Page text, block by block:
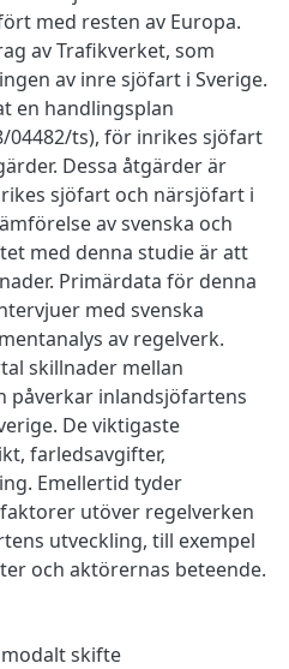
med resten av Europa.
av Trafikverket, som
av inre sjöfart i Sverige.
en handlingsplan
04482/ts), för inrikes sjöfart
Dessa åtgärder är
sjöfart och närsjöfart i
av svenska och
med denna studie är att
Primärdata för denna
med svenska
av regelverk.
skillnader mellan
påverkar inlandsjöfartens
De viktigaste
farledsavgifter,
Emellertid tyder
utöver regelverken
utveckling, till exempel
och aktörernas beteende.
modalt skifte